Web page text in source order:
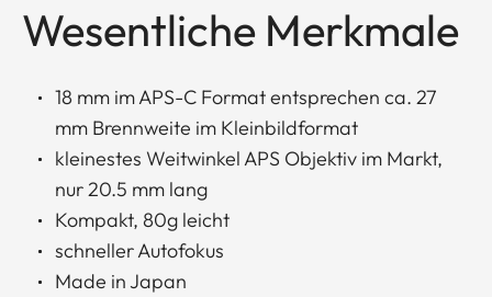
Wesentliche Merkmale
18 mm im APS-C Format entsprechen ca. 27
mm Brennweite im Kleinbildformat
kleinestes Weitwinkel APS Objektiv im Markt,
nur 20.5 mm lang
Kompakt, 80g leicht
schneller Autofokus
Made in Japan